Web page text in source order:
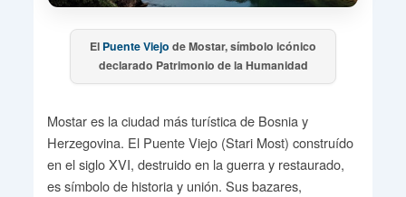
El Puente Viejo de Mostar, símbolo icónico
declarado Patrimonio de la Humanidad
Mostar es la ciudad más turística de Bosnia y
Herzegovina. El Puente Viejo (Stari Most) construído
en el siglo XVI, destruido en la guerra y restaurado,
es símbolo de historia y unión. Sus bazares,